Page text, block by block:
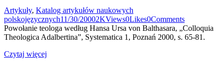
Artykuły, Katalog artykułów naukowych
polskojęzycznych11/30/20002KViews0Likes0Comments
Powołanie teologa według Hansa Ursa von Balthasara, „Colloquia
Theologica Adalbertina”, Systematica 1, Poznań 2000, s. 65-81.
Czytaj więcej